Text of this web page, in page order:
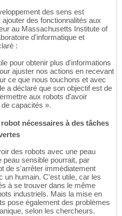
des sens est
des fonctionnalités aux
au Massachusetts Institute of
d'informatique et
:
pour obtenir plus d'informations
ajuster nos actions en recevant
ce que nous touchons et avec
a déclaré que son objectif est de
aux robots d'avoir
capacités ».
nécessaires à des tâches
des robots avec une peau
sensible pourrait, par
de s'arrêter immédiatement
un humain. C'est utile, car les
à se trouver dans le même
industriels. Mais la mise en
pose également des problèmes
selon les chercheurs.